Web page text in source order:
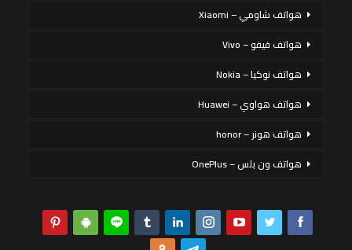
هواتف شاومي – Xiaomi
هواتف فيفو – Vivo
هواتف نوكيا – Nokia
هواتف هواوي – Huawei
هواتف هونر – honor
هواتف ون بلس – OnePlus